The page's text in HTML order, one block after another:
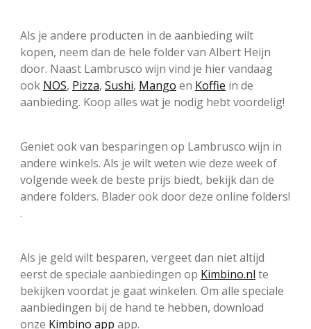
Als je andere producten in de aanbieding wilt
kopen, neem dan de hele folder van Albert Heijn
door. Naast Lambrusco wijn vind je hier vandaag
ook NOS, Pizza, Sushi, Mango en Koffie in de
aanbieding. Koop alles wat je nodig hebt voordelig!
Geniet ook van besparingen op Lambrusco wijn in
andere winkels. Als je wilt weten wie deze week of
volgende week de beste prijs biedt, bekijk dan de
andere folders. Blader ook door deze online folders!
.
Als je geld wilt besparen, vergeet dan niet altijd
eerst de speciale aanbiedingen op Kimbino.nl te
bekijken voordat je gaat winkelen. Om alle speciale
aanbiedingen bij de hand te hebben, download
onze Kimbino app app.